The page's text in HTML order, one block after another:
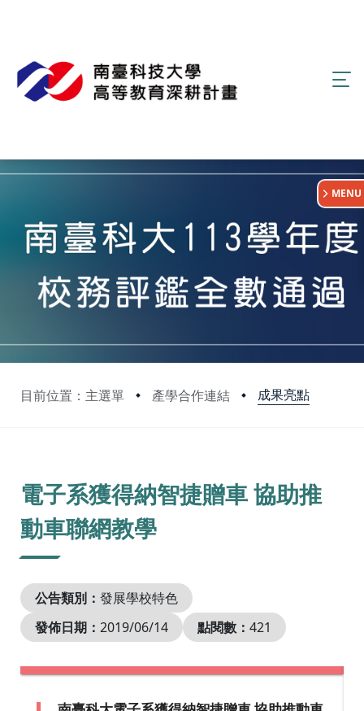
目前位置：主選單 產學合作連結 成果亮點
:::
MENU
電子系獲得納智捷贈車 協助推
動車聯網教學
公告類別： 發展學校特色
發佈日期： 2019/06/14 點閱數： 421